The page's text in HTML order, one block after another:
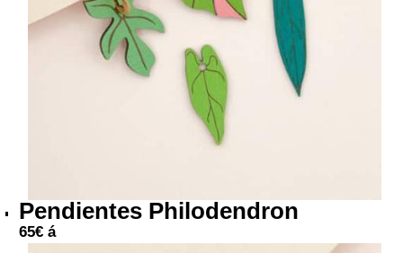
Pendientes Philodendron
65€ á